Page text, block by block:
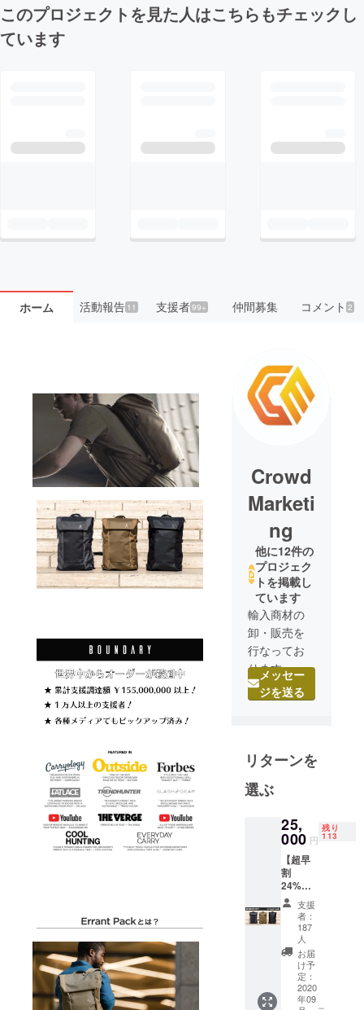
このプロジェクトを見た人はこちらもチェックし
ています
ホーム 活動報告11 支援者99+ 仲間募集 コメント 2
Crowd
Marketi
ng
他に12件の
プロジェク
トを掲載し
ています
輸入商材の
卸・販売を
行なってお
ります。世
界中の方が
情熱を持っ
を日本の皆
することを
としており
ます。ご自
身で商品を
手に取り、
体も心もフ
レッシュに
なれるよう
な体験を提
供していき
たいと考え
メッセー
ジを送る
リターンを
選ぶ
25,
000 円
残り
113
【超早
割
24%OF
F】
Errant
Pack ・
Errant
Pack
×1 ※ 送
料、消
費税込
み ※ カ
支援
者：
187
人
お届
け予
定：
2020
年09